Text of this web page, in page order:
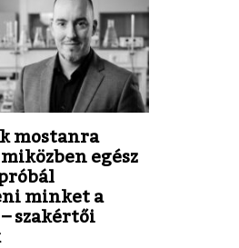
mostanra
egész
minket a
szakértői